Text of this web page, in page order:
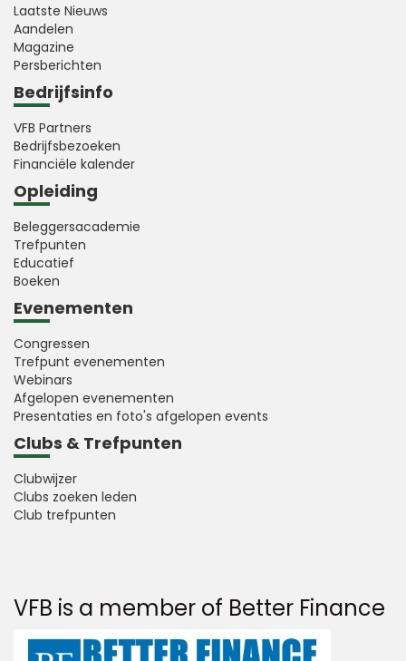
Laatste Nieuws
Aandelen
Magazine
Persberichten
Bedrijfsinfo
VFB Partners
Bedrijfsbezoeken
Financiële kalender
Opleiding
Beleggersacademie
Trefpunten
Educatief
Boeken
Evenementen
Congressen
Trefpunt evenementen
Webinars
Afgelopen evenementen
Presentaties en foto's afgelopen events
Clubs & Trefpunten
Clubwijzer
Clubs zoeken leden
Club trefpunten
VFB is a member of Better Finance